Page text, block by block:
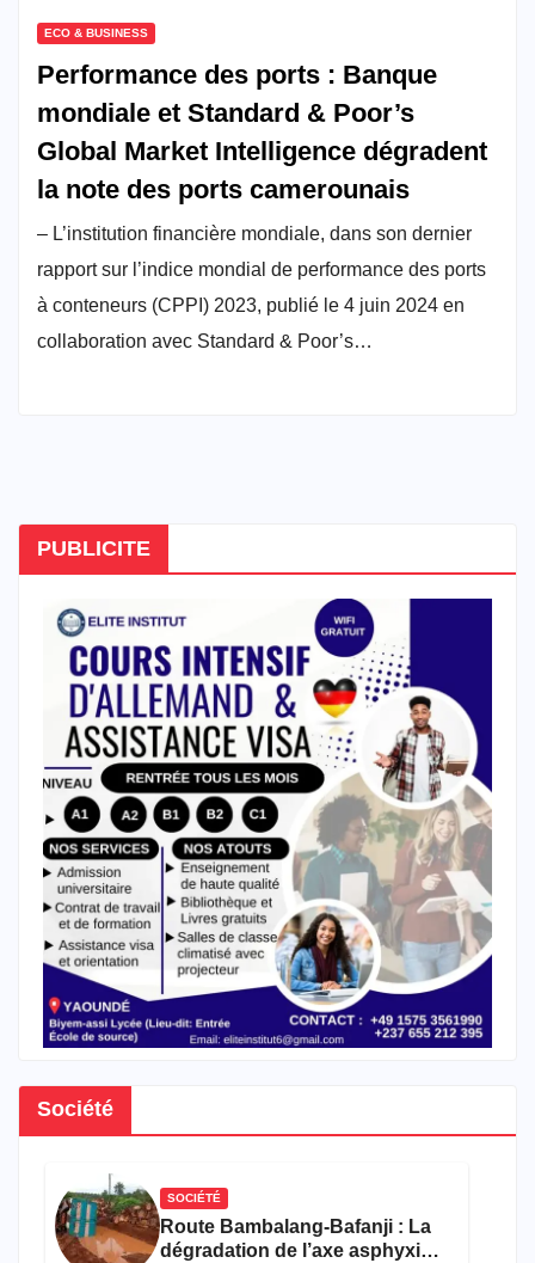
ECO & BUSINESS
Performance des ports : Banque
mondiale et Standard & Poor’s
Global Market Intelligence dégradent
la note des ports camerounais
– L’institution financière mondiale, dans son dernier
rapport sur l’indice mondial de performance des ports
à conteneurs (CPPI) 2023, publié le 4 juin 2024 en
collaboration avec Standard & Poor’s…
PUBLICITE
Société
SOCIÉTÉ
Route Bambalang-Bafanji : La
dégradation de l’axe asphyxie